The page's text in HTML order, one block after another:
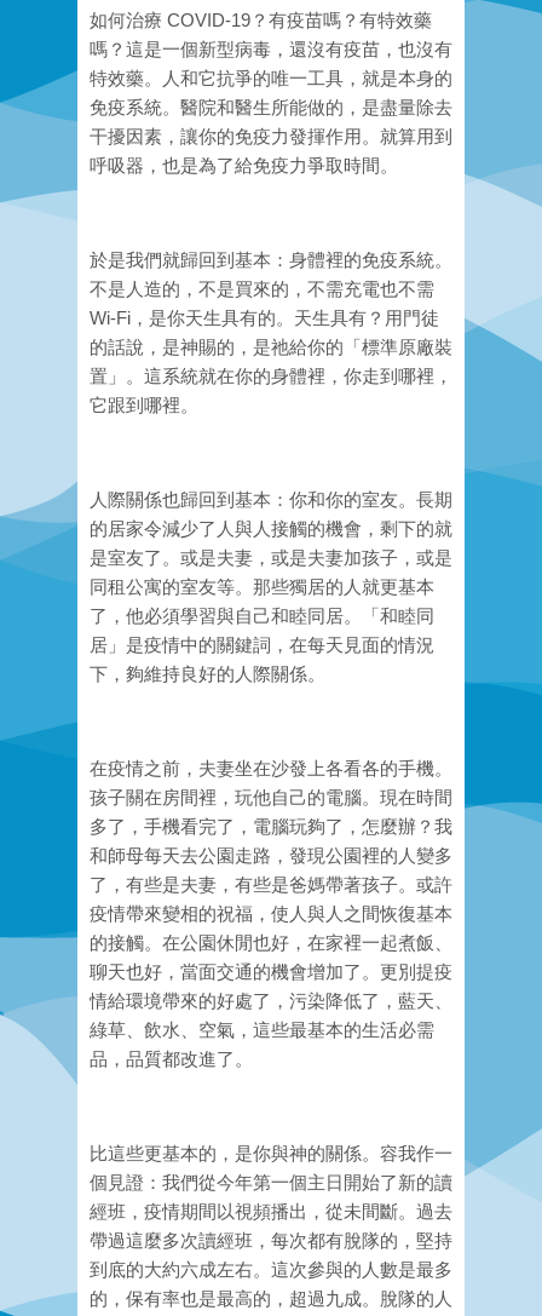
如何治療 COVID-19？有疫苗嗎？有特效藥
嗎？這是一個新型病毒，還沒有疫苗，也沒有
特效藥。人和它抗爭的唯一工具，就是本身的
免疫系統。醫院和醫生所能做的，是盡量除去
干擾因素，讓你的免疫力發揮作用。就算用到
呼吸器，也是為了給免疫力爭取時間。
於是我們就歸回到基本：身體裡的免疫系統。
不是人造的，不是買來的，不需充電也不需
Wi-Fi，是你天生具有的。天生具有？用門徒
的話說，是神賜的，是祂給你的「標準原廠裝
置」。這系統就在你的身體裡，你走到哪裡，
它跟到哪裡。
人際關係也歸回到基本：你和你的室友。長期
的居家令減少了人與人接觸的機會，剩下的就
是室友了。或是夫妻，或是夫妻加孩子，或是
同租公寓的室友等。那些獨居的人就更基本
了，他必須學習與自己和睦同居。「和睦同
居」是疫情中的關鍵詞，在每天見面的情況
下，夠維持良好的人際關係。
在疫情之前，夫妻坐在沙發上各看各的手機。
孩子關在房間裡，玩他自己的電腦。現在時間
多了，手機看完了，電腦玩夠了，怎麼辦？我
和師母每天去公園走路，發現公園裡的人變多
了，有些是夫妻，有些是爸媽帶著孩子。或許
疫情帶來變相的祝福，使人與人之間恢復基本
的接觸。在公園休閒也好，在家裡一起煮飯、
聊天也好，當面交通的機會增加了。更別提疫
情給環境帶來的好處了，污染降低了，藍天、
綠草、飲水、空氣，這些最基本的生活必需
品，品質都改進了。
比這些更基本的，是你與神的關係。容我作一
個見證：我們從今年第一個主日開始了新的讀
經班，疫情期間以視頻播出，從未間斷。過去
帶過這麼多次讀經班，每次都有脫隊的，堅持
到底的大約六成左右。這次參與的人數是最多
的，保有率也是最高的，超過九成。脫隊的人